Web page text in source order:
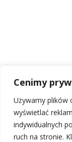
Cenimy
Używamy plików
wyświetlać
indywidualnych
ruch na stronie.